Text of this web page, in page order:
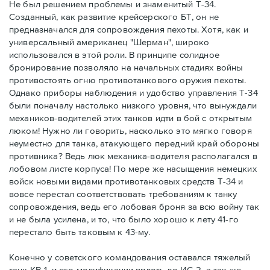
Не был решением проблемы и знаменитый Т-34.
Созданный, как развитие крейсерского БТ, он не
предназначался для сопровождения пехоты. Хотя, как и
универсальный американец "Шерман", широко
использовался в этой роли. В принципе солидное
бронирование позволяло на начальных стадиях войны
противостоять огню противотанкового оружия пехоты.
Однако приборы наблюдения и удобство управления Т-34
были поначалу настолько низкого уровня, что вынуждали
механиков-водителей этих танков идти в бой с открытым
люком! Нужно ли говорить, насколько это мягко говоря
неуместно для танка, атакующего передний край обороны
противника? Ведь люк механика-водителя располагался в
лобовом листе корпуса! По мере же насыщения немецких
войск новыми видами противотанковых средств Т-34 и
вовсе перестал соответствовать требованиям к танку
сопровождения, ведь его лобовая броня за всю войну так
и не была усилена, и то, что было хорошо к лету 41-го
перестало быть таковым к 43-му.
Конечно у советского командования оставался тяжелый